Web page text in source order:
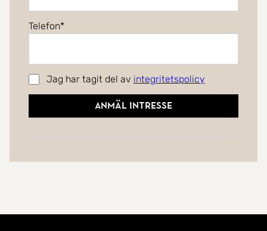
Telefon
Jag har tagit del av integritetspolicy
Anmäl intresse